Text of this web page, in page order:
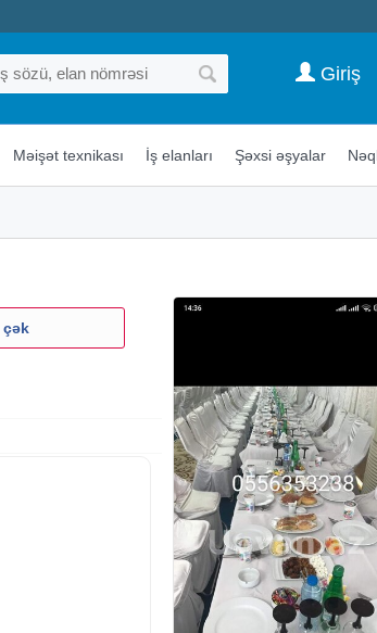
Giriş
Məişət texnikası İş elanları Şəxsi əşyalar
çək